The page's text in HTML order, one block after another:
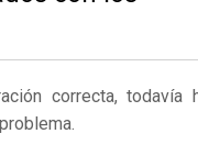
correcta, todavía